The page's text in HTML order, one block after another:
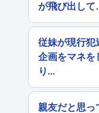
が飛び出し
従妹が現行
企画をマネを
り...
親友だと思っ